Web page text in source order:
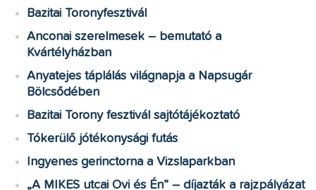
Bazitai Toronyfesztivál
Anconai szerelmesek – bemutató a
Kvártélyházban
Anyatejes táplálás világnapja a Napsugár
Bölcsődében
Bazitai Torony fesztivál sajtótájékoztató
Tókerülő jótékonysági futás
Ingyenes gerinctorna a Vizslaparkban
„A MIKES utcai Ovi és Én” – díjazták a rajzpályázat